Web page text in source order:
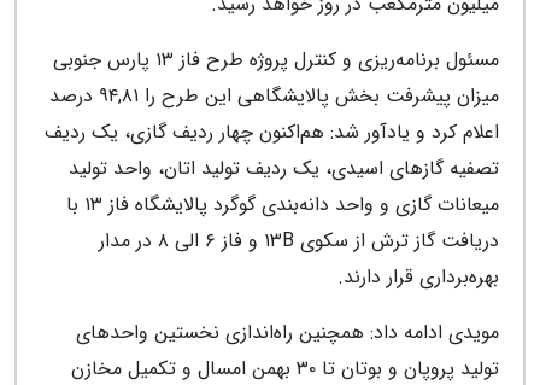
مسئول برنامه‌ریزی و کنترل پروژه طرح فاز ۱۳ پارس جنوبی
میزان پیشرفت بخش پالایشگاهی این طرح را ۹۴,۸۱ درصد
اعلام کرد و یادآور شد: هم‌اکنون چهار ردیف گازی، یک ردیف
تصفیه گازهای اسیدی، یک ردیف تولید اتان، واحد تولید
میعانات گازی و واحد دانه‌بندی گوگرد پالایشگاه فاز ۱۳ با
دریافت گاز ترش از سکوی ۱۳B و فاز ۶ الی ۸ در مدار
بهره‌برداری قرار دارند.
مویدی ادامه داد: همچنین راه‌اندازی نخستین واحدهای
تولید پروپان و بوتان تا ۳۰ بهمن امسال و تکمیل مخازن